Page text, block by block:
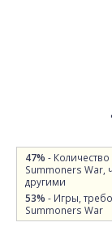
47% -
Summoners War,
другими
53% - Игры,
Summoners War